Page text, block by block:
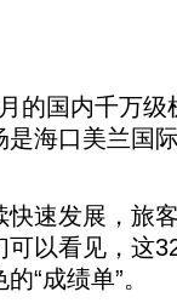
国内千万级
海口美兰国
速发展，旅
以看见，这
“成绩单”。